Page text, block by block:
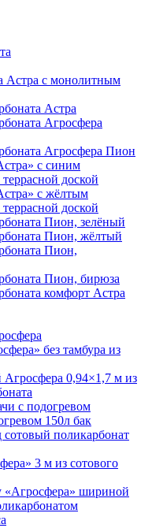
Астра с монолитным
Астра
Агросфера
Агросфера Пион
с синим
доской
с жёлтым
доской
Пион, зелёный
Пион, жёлтый
Пион,
Пион, бирюза
комфорт Астра
без тамбура из
Агросфера 0,94×1,7 м из
с подогревом
150л бак
сотовый поликарбонат
3 м из сотового
шириной